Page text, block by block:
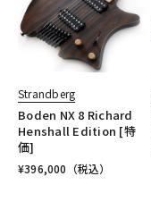
Strandberg
Boden NX 8 Richard
Henshall Edition [特
価]
¥396,000 （税込）